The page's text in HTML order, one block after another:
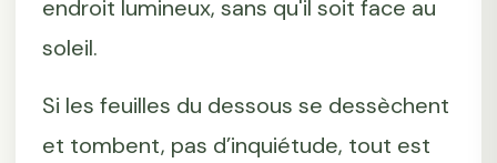
endroit lumineux, sans qu'il soit face au
soleil.
Si les feuilles du dessous se dessèchent
et tombent, pas d’inquiétude, tout est